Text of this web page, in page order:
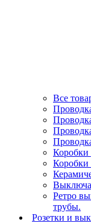
Все
Коробки
Коробки
Ретро
трубы.
Розетки и